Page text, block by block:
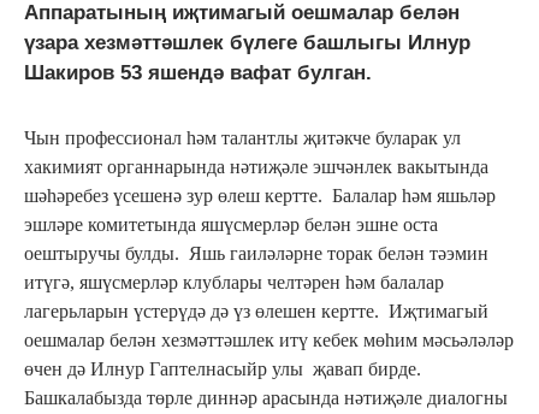
Аппаратының иҗтимагый оешмалар белән
үзара хезмәттәшлек бүлеге башлыгы Илнур
Шакиров 53 яшендә вафат булган.
Чын профессионал һәм талантлы җитәкче буларак ул
хакимият органнарында нәтиҗәле эшчәнлек вакытында
шәһәребез үсешенә зур өлеш кертте. Балалар һәм яшьләр
эшләре комитетында яшүсмерләр белән эшне оста
оештыручы булды. Яшь гаиләләрне торак белән тәэмин
итүгә, яшүсмерләр клублары челтәрен һәм балалар
лагерьларын үстерүдә дә үз өлешен кертте. Иҗтимагый
оешмалар белән хезмәттәшлек итү кебек мөһим мәсьәләләр
өчен дә Илнур Гаптелнасыйр улы җавап бирде.
Башкалабызда төрле диннәр арасында нәтиҗәле диалогны